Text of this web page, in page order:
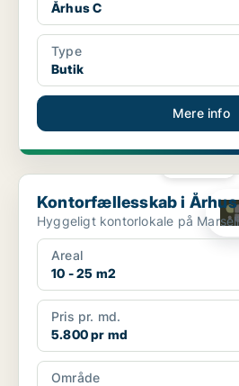
Århus C
Type
Butik
Mere info
Kontorfællesskab i Århus C
Kontorfællesskab i Århus
Hyggeligt kontorlokale på
Areal
10 - 25 m2
Pris pr. md.
5.800 pr md
Område